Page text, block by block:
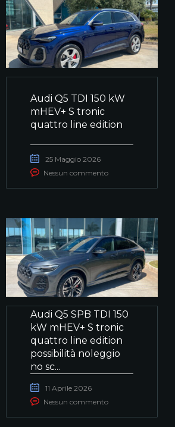
Audi Q5 TDI 150 kW
mHEV+ S tronic
quattro line edition
25 Maggio 2026
Nessun commento
Audi Q5 SPB TDI 150
kW mHEV+ S tronic
quattro line edition
possibilità noleggio
no sc...
11 Aprile 2026
Nessun commento